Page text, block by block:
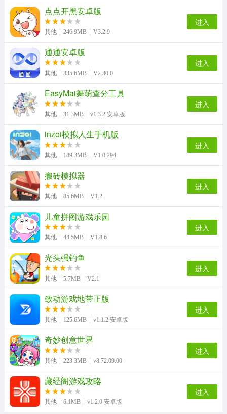
点点开黑安卓版
其他 246.9MB V3.2.9
进入
通通安卓版
其他 335.6MB V2.30.0
进入
EasyMai舞萌查分工具
其他 31.3MB v1.3.2 安卓版
进入
inzoi模拟人生手机版
其他 189.3MB V1.0.294
进入
搬砖模拟器
其他 85.6MB V1.2
进入
儿童拼图游戏乐园
其他 44.5MB V1.8.6
进入
光头强钓鱼
其他 5.7MB V2.1
进入
致动游戏地带正版
其他 125.6MB v1.1.2 安卓版
进入
奇妙创意世界
其他 223.3MB v8.72.09.00
进入
藏经阁游戏攻略
其他 6.1MB v1.2.0 安卓版
进入